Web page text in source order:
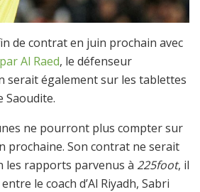
de contrat en juin prochain avec
Al Raed, le défenseur
serait également sur les tablettes
Saoudite.
ne pourront plus compter sur
prochaine. Son contrat ne serait
les rapports parvenus à 225foot, il
le coach d’Al Riyadh, Sabri